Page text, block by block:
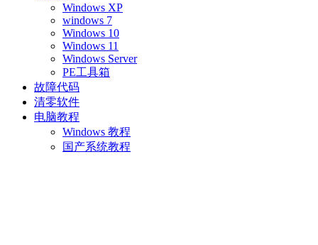
Windows XP
windows 7
Windows 10
Windows 11
Windows Server
PE工具箱
故障代码
清零软件
电脑教程
Windows 教程
国产系统教程